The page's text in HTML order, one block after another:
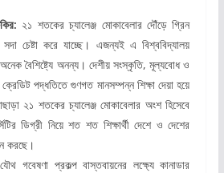
২১ শতকের চ্যালেঞ্জ মোকাবেলার দৌঁড়ে গ্রিন
সদা চেষ্টা করে যাচ্ছে। এজন্যই এ বিশ্ববিদ্যালয়
বৈশিষ্ট্যে অনন্য। দেশীয় সংস্কৃতি, মূল্যবোধ ও
পদ্ধতিতে গুণগত মানসম্পন্ন শিক্ষা দেয়া হয়ে
২১ শতকের চ্যালেঞ্জ মোকাবেলার অংশ হিসেবে
ডিগ্রী নিয়ে শত শত শিক্ষার্থী দেশে ও দেশের
করছে।
গবেষণা প্রকল্প বাস্তবায়নের লক্ষ্যে কানাডার